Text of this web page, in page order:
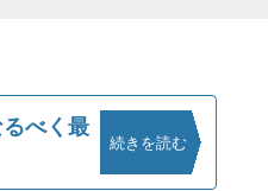
べく最
続きを読む